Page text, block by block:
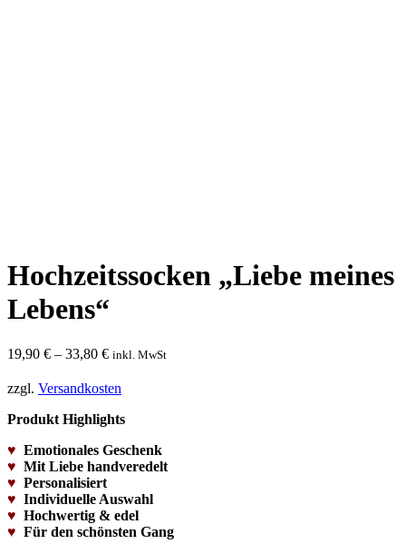
Hochzeitssocken „Liebe meines
Lebens“
19,90 € – 33,80 € inkl. MwSt
zzgl. Versandkosten
Produkt Highlights
♥ Emotionales Geschenk
♥ Mit Liebe handveredelt
♥ Personalisiert
♥ Individuelle Auswahl
♥ Hochwertig & edel
♥ Für den schönsten Gang